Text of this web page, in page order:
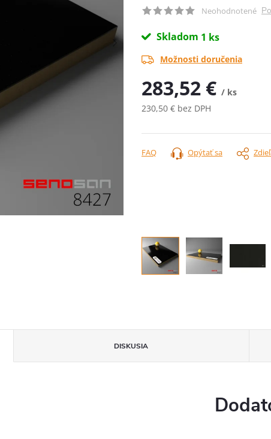
Neohodnotené
Skladom 1 ks
Možnosti doručenia
283,52 € / ks
230,50 € bez DPH
cena:
Opýtať sa
FAQ
DISKUSIA